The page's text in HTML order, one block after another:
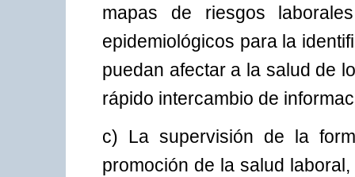
mapas de riesgos
epidemiológicos para la
puedan afectar a la salud de
rápido intercambio de
c) La supervisión de la
promoción de la salud